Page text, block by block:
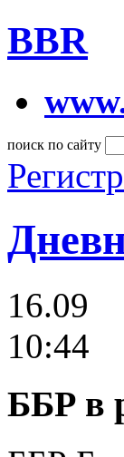
BBR
поиск по сайту
16.09
10:44
ББР в